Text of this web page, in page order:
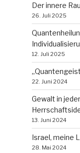
Der innere
26. Juli 2025
12. Juli 2025
22. Juni 2024
Gewalt in
13. Juni 2024
Israel, meine
28. Mai 2024